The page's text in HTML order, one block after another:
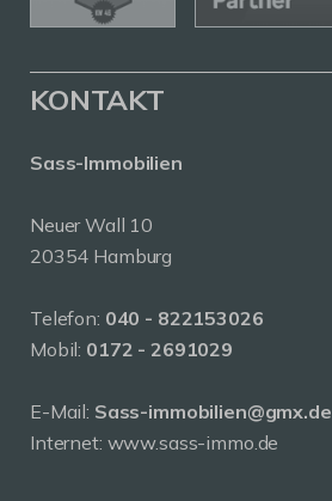
KONTAKT
Sass-Immobilien
Neuer Wall 10
20354 Hamburg
Telefon: 040 - 822153026
Mobil: 0172 - 2691029
E-Mail: Sass-immobilien@gmx.de
Internet: www.sass-immo.de